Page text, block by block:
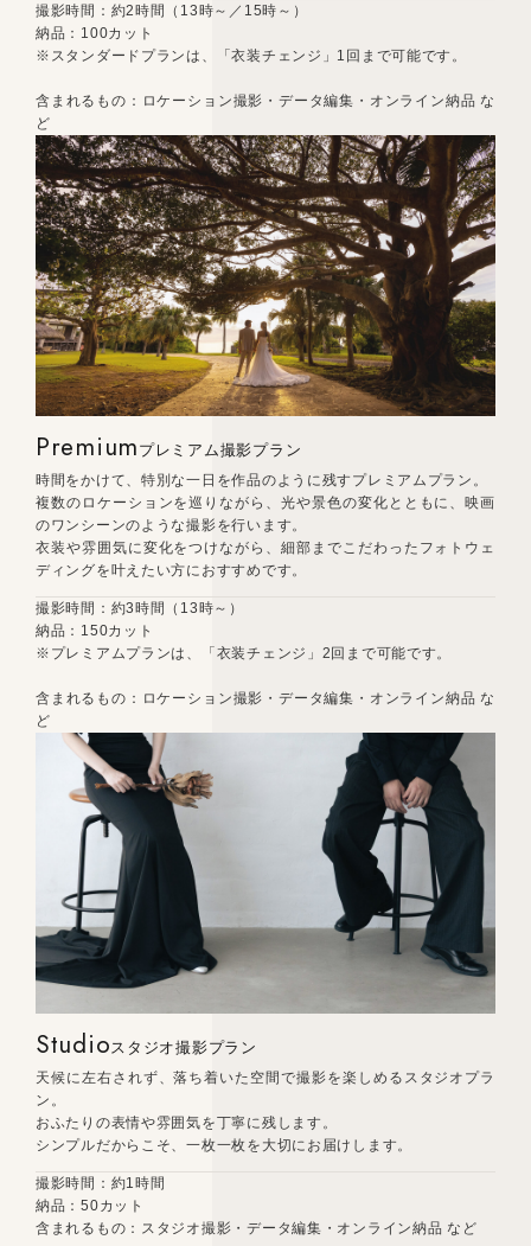
撮影時間：約2時間（13時～／15時～）
納品：100カット
※スタンダードプランは、「衣装チェンジ」1回まで可能です。
含まれるもの：ロケーション撮影・データ編集・オンライン納品 な
ど
Premium プレミアム撮影プラン
時間をかけて、特別な一日を作品のように残すプレミアムプラン。
複数のロケーションを巡りながら、光や景色の変化とともに、映画
のワンシーンのような撮影を行います。
衣装や雰囲気に変化をつけながら、細部までこだわったフォトウェ
ディングを叶えたい方におすすめです。
撮影時間：約3時間（13時～）
納品：150カット
※プレミアムプランは、「衣装チェンジ」2回まで可能です。
含まれるもの：ロケーション撮影・データ編集・オンライン納品 な
ど
Studioスタジオ撮影プラン
天候に左右されず、落ち着いた空間で撮影を楽しめるスタジオプラ
ン。
おふたりの表情や雰囲気を丁寧に残します。
シンプルだからこそ、一枚一枚を大切にお届けします。
撮影時間：約1時間
納品：50カット
含まれるもの：スタジオ撮影・データ編集・オンライン納品 など